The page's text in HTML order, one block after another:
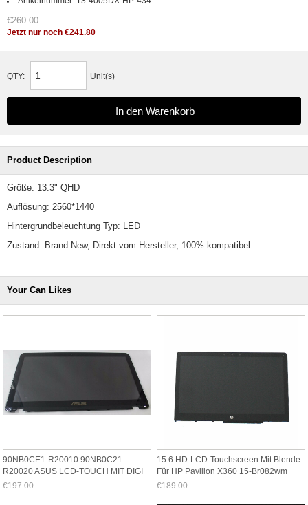
€260.00
Jetzt nur noch €241.80
QTY: Unit(s)
Product Description
Größe: 13.3" QHD
Auflösung: 2560*1440
Hintergrundbeleuchtung Typ: LED
Zustand: Brand New, Direkt vom Hersteller, 100% kompatibel.
Your Can Likes
90NB0CE1-R20010 90NB0C21-
R20020 ASUS LCD-TOUCH MIT DIGI
40PIN UX560UX 4K UHD
€197.00
15.6 HD-LCD-Touchscreen Mit Blende
Für HP Pavilion X360 15-Br082wm
€189.00